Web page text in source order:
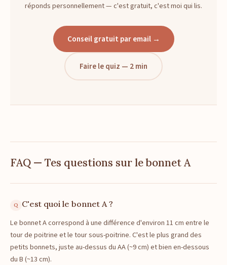
réponds personnellement — c'est gratuit, c'est moi qui lis.
Conseil gratuit par email →
Faire le quiz — 2 min
FAQ — Tes questions sur le bonnet A
C'est quoi le bonnet A ?
Le bonnet A correspond à une différence d'environ 11 cm entre le
tour de poitrine et le tour sous-poitrine. C'est le plus grand des
petits bonnets, juste au-dessus du AA (~9 cm) et bien en-dessous
du B (~13 cm).